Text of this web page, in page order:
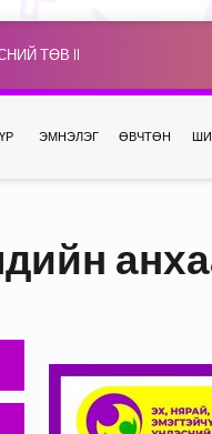
ТӨВ II
ЭМНЭЛЭГ ӨВЧТӨН